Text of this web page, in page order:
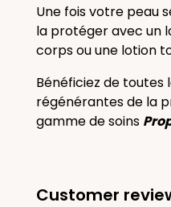
Une fois votre peau
la protéger avec un
corps ou une lotion
Bénéficiez de toutes
régénérantes de la
gamme de soins
Customer